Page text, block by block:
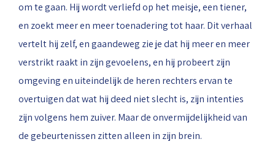
om te gaan. Hij wordt verliefd op het meisje, een tiener,
en zoekt meer en meer toenadering tot haar. Dit verhaal
vertelt hij zelf, en gaandeweg zie je dat hij meer en meer
verstrikt raakt in zijn gevoelens, en hij probeert zijn
omgeving en uiteindelijk de heren rechters ervan te
overtuigen dat wat hij deed niet slecht is, zijn intenties
zijn volgens hem zuiver. Maar de onvermijdelijkheid van
de gebeurtenissen zitten alleen in zijn brein.